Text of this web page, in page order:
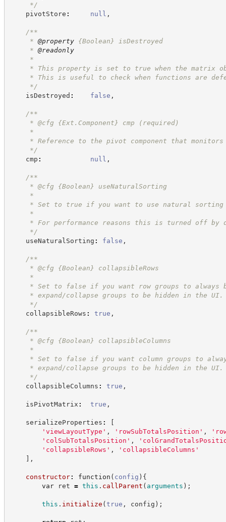
*/
pivotStore : null ,
/**
* @property {Boolean}
isDestroyed
* @readonly
*
* This property is set to true when the matrix
* This is useful to check when functions are
*/
isDestroyed : false ,
/**
* @cfg {Ext.Component}
cmp (required)
*
* Reference to the pivot component that
*/
cmp : null ,
/**
* @cfg {Boolean}
useNaturalSorting
*
* Set to true if you want to use natural sorting
*
* For performance reasons this is turned off by
*/
useNaturalSorting : false ,
/**
* @cfg {Boolean}
collapsibleRows
*
* Set to false if you want row groups to always
* expand/collapse groups to be hidden in the UI.
*/
collapsibleRows : true ,
/**
* @cfg {Boolean}
collapsibleColumns
*
* Set to false if you want column groups to
* expand/collapse groups to be hidden in the UI.
*/
collapsibleColumns : true ,
isPivotMatrix : true ,
serializeProperties :
[
' viewLayoutType ' , ' rowSubTotalsPosition ' , '
' colSubTotalsPosition ' , '
' collapsibleRows ' , ' collapsibleColumns '
] ,
constructor: function ( config ) {
var ret = this . callParent ( arguments ) ;
this . initialize (true , config ) ;